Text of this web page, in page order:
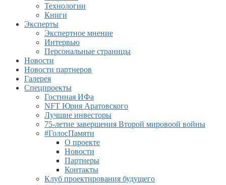
Технологии
Книги
Эксперты
Экспертное мнение
Интервью
Персональные страницы
Новости
Новости партнеров
Галерея
Спецпроекты
Гостиная ИФа
NFT Юрия Аратовского
Лучшие инвесторы
75-летие завершения Второй мировоой войны
#ГолосПамяти
О проекте
Новости
Партнеры
Контакты
Клуб проектирования будущего